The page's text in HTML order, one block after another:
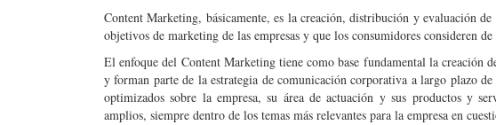
Content Marketing, básicamente, es la creación, distribución y evaluación
objetivos de marketing de las empresas y que los consumidores consideren
El enfoque del Content Marketing tiene como base fundamental la creación
y forman parte de la estrategia de comunicación corporativa a largo plazo
optimizados sobre la empresa, su área de actuación y sus productos y
amplios, siempre dentro de los temas más relevantes para la empresa en